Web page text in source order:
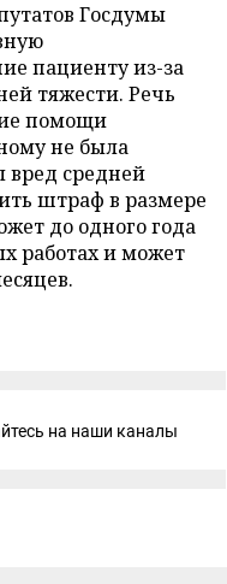
Госдумы
пациенту из-за
тяжести. Речь
помощи
не была
вред средней
штраф в размере
до одного года
работах и может
на наши каналы